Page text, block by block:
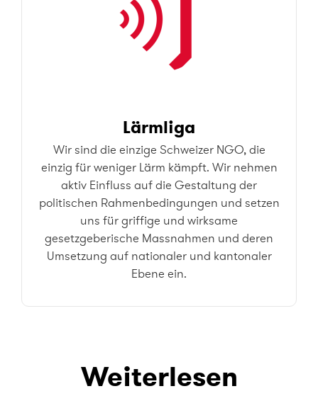
Lärmliga
Wir sind die einzige Schweizer NGO, die
einzig für weniger Lärm kämpft. Wir nehmen
aktiv Einfluss auf die Gestaltung der
politischen Rahmenbedingungen und setzen
uns für griffige und wirksame
gesetzgeberische Massnahmen und deren
Umsetzung auf nationaler und kantonaler
Ebene ein.
Weiterlesen